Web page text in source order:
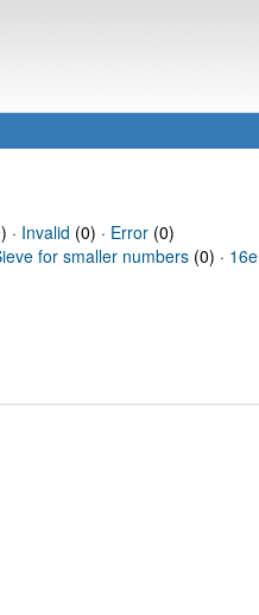
· Invalid (0) · Error(0)
for smaller numbers (0) ·